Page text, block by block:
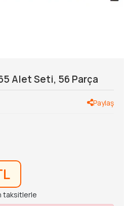
Alet Seti, 56 Parça
Paylaş
taksitlerle